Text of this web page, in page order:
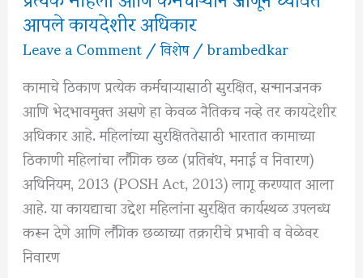
Aid)
–
कोणाला
मिळते
आणि
अर्ज
कसा
करावा?
आपले कायदेशीर अधिकार
Leave a Comment/विशेष/brambedkar
कामाचे ठिकाण प्रत्येक कर्मचाऱ्यासाठी सुरक्षित, सन्मानजनक
आणि भेदभावमुक्त असणे हा केवळ नैतिकच नव्हे तर कायदेशीर
अधिकार आहे. महिलांच्या सुरक्षिततेसाठी भारतात कामाच्या
ठिकाणी महिलांचा लैंगिक छळ (प्रतिबंध, मनाई व निवारण)
अधिनियम, 2013 (POSH Act, 2013) लागू करण्यात आला
आहे. या कायद्याचा उद्देश महिलांना सुरक्षित कार्यस्थळ उपलब्ध
करून देणे आणि लैंगिक छळाच्या तक्रारींचे प्रभावी व वेळेवर
निवारण